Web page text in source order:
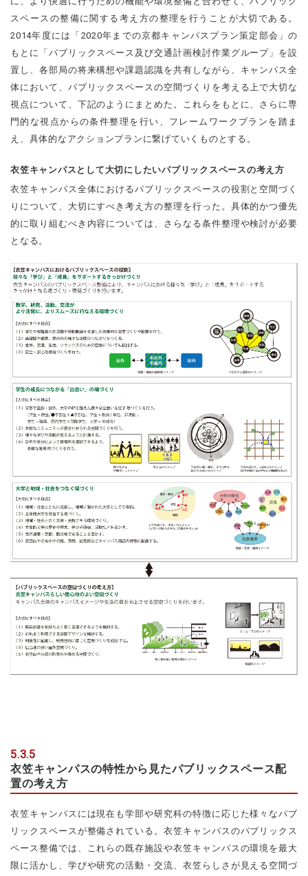
スペースの整備に関する考え方の整理を行うことが大切である。
2014年度には「2020年までの京都キャンパスプラン策定部会」の
もとに「パブリックスペース及び交通計画検討作業グループ」を設
置し、各部局の将来構想や課題認識を共有しながら、キャンパス全
体において、パブリックスペースの空間づくりを考える上で大切な
視点について、下記のようにまとめた。これらをもとに、さらに専
門的な視点からの条件整理を行い、フレームワークプランを踏ま
え、具体的なアクションプランに繋げていくものとする。
衣笠キャンパスとして大切にしたいパブリックスペースの考え方
衣笠キャンパス全体におけるパブリックスペースの役割と空間づく
りについて、大切にすべき考え方の整理を行った。具体的かつ優先
的に取り組むべき内容については、さらなる条件整理や検討が必要
となる。
5.3.5
衣笠キャンパスの特性から見たパブリックスペース配
置の考え方
衣笠キャンパスには現在も学部や研究科の特徴に応じた様々なパブ
リックスペースが整備されている。衣笠キャンパスのパブリックス
ペース整備では、これらの既存施設や衣笠キャンパスの環境を最大
限に活かし、学びや研究の活動・交流、衣笠らしさが見える空間づ